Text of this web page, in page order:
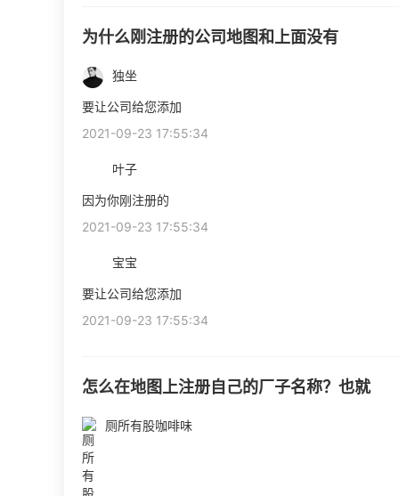
为什么刚注册的公司地图和上面没有
独坐
要让公司给您添加
2021-09-23 17:55:34
叶子
因为你刚注册的
2021-09-23 17:55:34
宝宝
要让公司给您添加
2021-09-23 17:55:34
怎么在地图上注册自己的厂子名称？也就
厕所有股咖啡味